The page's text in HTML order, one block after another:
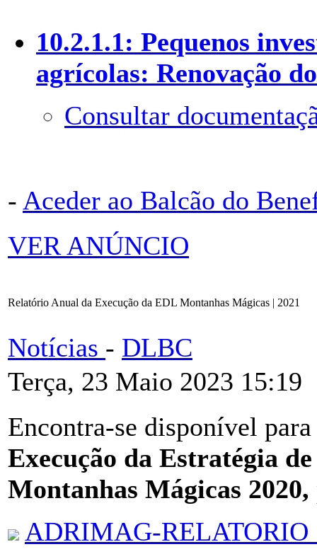
10.2.1.1: Pequenos
agrícolas: Renovação
Consultar
- Aceder ao Balcão do
VER ANÚNCIO
Relatório Anual da Execução da EDL Montanhas Mágicas | 2021
Notícias - DLBC
Terça, 23 Maio 2023 15:19
Encontra-se disponível
Execução da Estratégia
Montanhas Mágicas 2020,
ADRIMAG-